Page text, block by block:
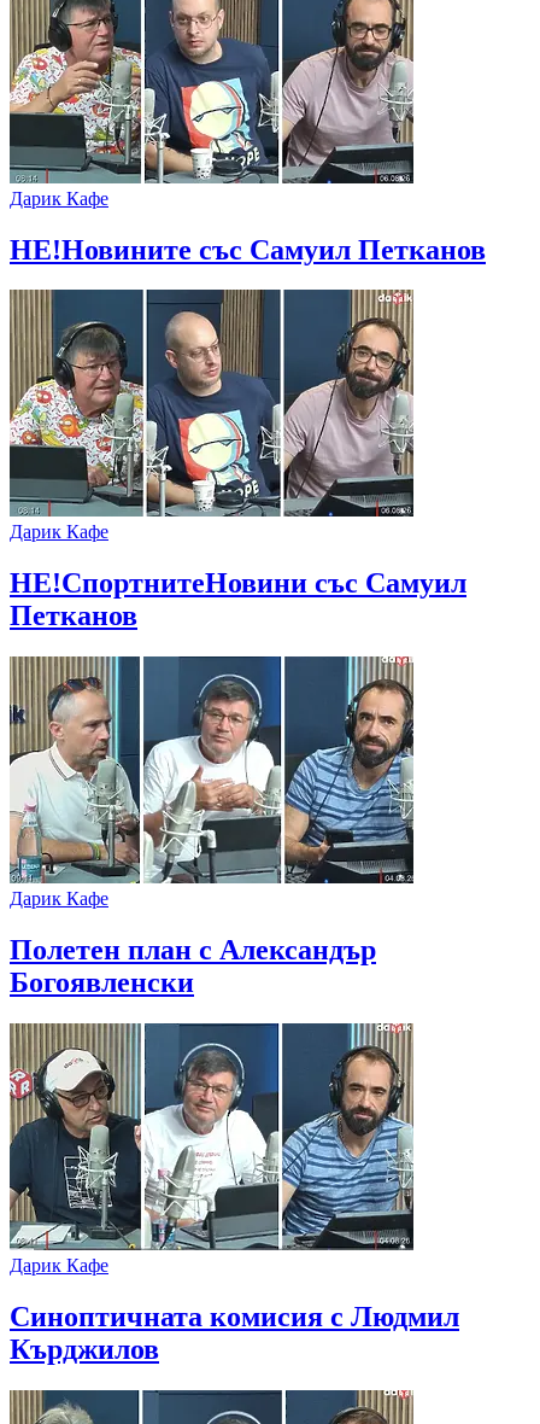
Дарик Кафе
НЕ!Новините със Самуил Петканов
Дарик Кафе
НЕ!СпортнитеНовини със Самуил
Петканов
Дарик Кафе
Полетен план с Александър
Богоявленски
Дарик Кафе
Синоптичната комисия с Людмил
Кърджилов